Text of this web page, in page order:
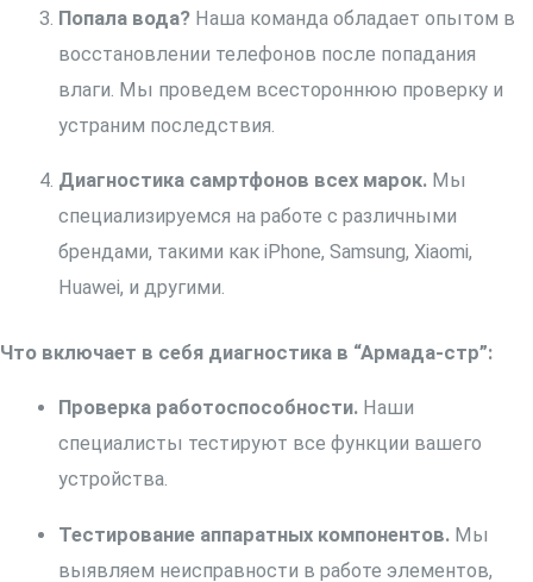
Попала вода? Наша команда обладает опытом в
восстановлении телефонов после попадания
влаги. Мы проведем всестороннюю проверку и
устраним последствия.
Диагностика самртфонов всех марок. Мы
специализируемся на работе с различными
брендами, такими как iPhone, Samsung, Xiaomi,
Huawei, и другими.
Что включает в себя диагностика в “Армада-стр”:
Проверка работоспособности. Наши
специалисты тестируют все функции вашего
устройства.
Тестирование аппаратных компонентов. Мы
выявляем неисправности в работе элементов,